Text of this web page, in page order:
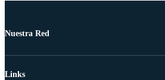
Nuestra Red
Links